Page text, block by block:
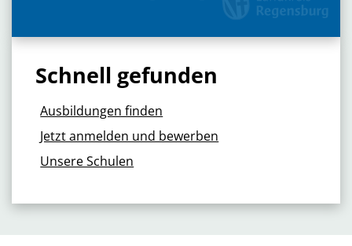
Schnell gefunden
Ausbildungen finden
Jetzt anmelden und bewerben
Unsere Schulen